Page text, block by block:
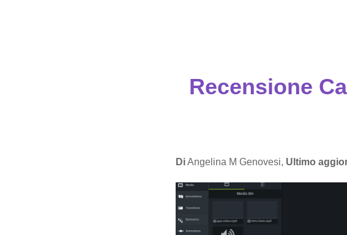
Recensione
DiAngelina M Genovesi, Ultimo